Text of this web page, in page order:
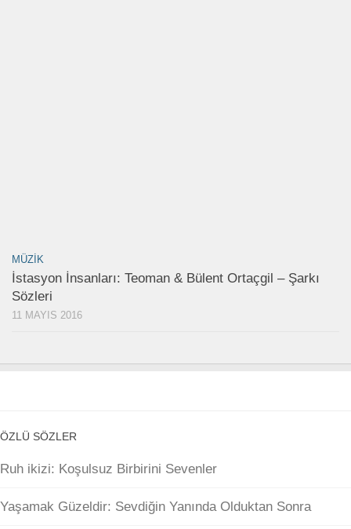
MÜZIK
İstasyon İnsanları: Teoman & Bülent Ortaçgil – Şarkı
Sözleri
11 MAYIS 2016
ÖZLÜ SÖZLER
Ruh ikizi: Koşulsuz Birbirini Sevenler
Yaşamak Güzeldir: Sevdiğin Yanında Olduktan Sonra